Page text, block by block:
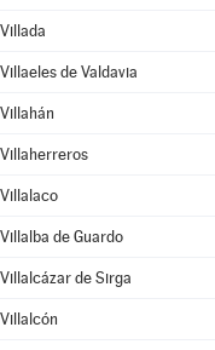
Villada
Villaeles de Valdavia
Villahán
Villaherreros
Villalaco
Villalba de Guardo
Villalcázar de Sirga
Villalcón